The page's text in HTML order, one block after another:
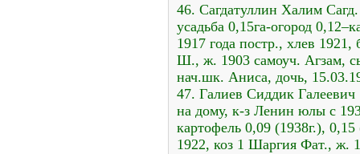
46. Сагдатуллин Халим
усадьба 0,15га-огород
1917 года постр., хлев
Ш., ж. 1903 самоуч. Агзам,
нач.шк. Аниса, дочь,
47. Галиев Сиддик
на дому, к-з Ленин юлы с
картофель 0,09 (1938г.),
1922, коз 1 Шаргия Фат., ж.